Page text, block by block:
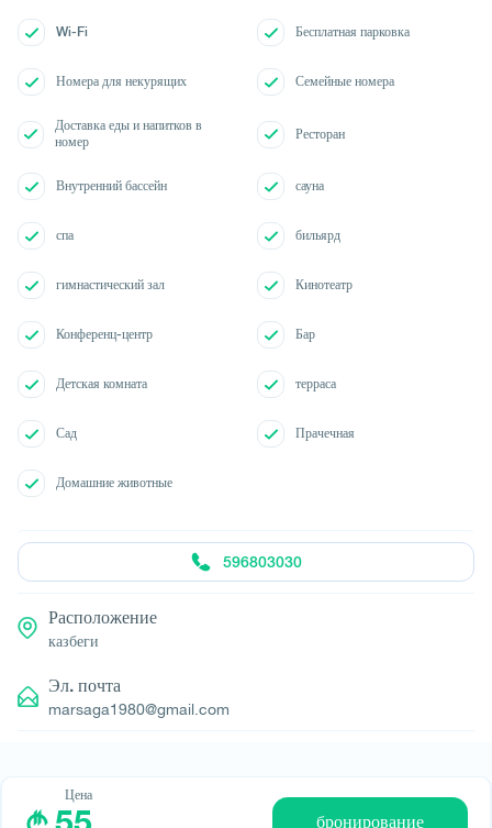
Wi-Fi Бесплатная парковка
Номера для некурящих Семейные номера
Доставка еды и напитков в
номер
Ресторан
Внутренний бассейн сауна
спа бильярд
гимнастический зал Кинотеатр
Конференц-центр Бар
Детская комната терраса
Сад Прачечная
Домашние животные
Цена
бронирование
596803030
Расположение
казбеги
Эл. почта
marsaga1980@gmail.com
© All rights reserved 2026 - დამზადებულია